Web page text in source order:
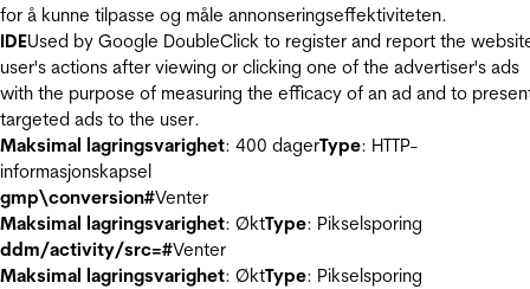
for å kunne tilpasse og måle annonseringseffektiviteten.
IDEUsed by Google DoubleClick to register and report the
user's actions after viewing or clicking one of the advertiser's ads
with the purpose of measuring the efficacy of an ad and to
targeted ads to the user.
Maksimal lagringsvarighet: 400 dagerType: HTTP-
informasjonskapsel
gmp\conversion#Venter
Maksimal lagringsvarighet: ØktType: Pikselsporing
ddm/activity/src=#Venter
Maksimal lagringsvarighet: ØktType: Pikselsporing